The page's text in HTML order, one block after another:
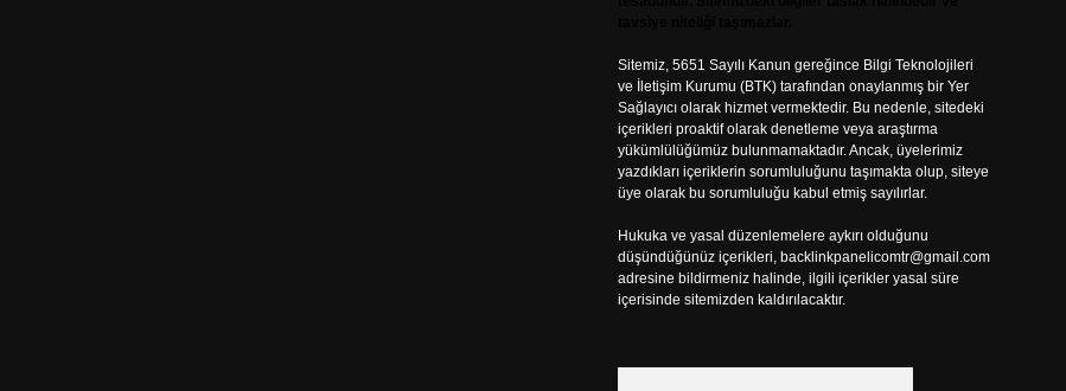
Sitemiz, 5651 Sayılı Kanun gereğince Bilgi Teknolojileri
ve İletişim Kurumu (BTK) tarafından onaylanmış bir Yer
Sağlayıcı olarak hizmet vermektedir. Bu nedenle, sitedeki
içerikleri proaktif olarak denetleme veya araştırma
yükümlülüğümüz bulunmamaktadır. Ancak, üyelerimiz
yazdıkları içeriklerin sorumluluğunu taşımakta olup, siteye
üye olarak bu sorumluluğu kabul etmiş sayılırlar.
Hukuka ve yasal düzenlemelere aykırı olduğunu
düşündüğünüz içerikleri, backlinkpanelicomtr@gmail.com
adresine bildirmeniz halinde, ilgili içerikler yasal süre
içerisinde sitemizden kaldırılacaktır.